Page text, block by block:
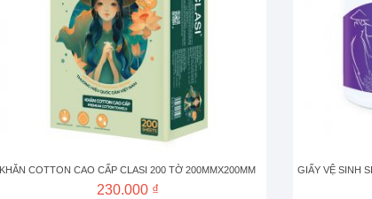
KHĂN COTTON CAO CẤP CLASI 200 TỜ 200MMX200MM
230.000 ₫
GIẤY VỆ SINH